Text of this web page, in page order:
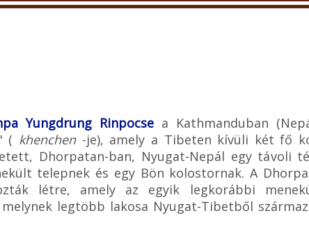
Yungdrung Rinpocse a Kathmanduban
( khenchen -je), amely a Tibeten kívüli két fő
Dhorpatan-ban, Nyugat-Nepál egy távoli
telepnek és egy Bön kolostornak. A
létre, amely az egyik legkorábbi
legtöbb lakosa Nyugat-Tibetből